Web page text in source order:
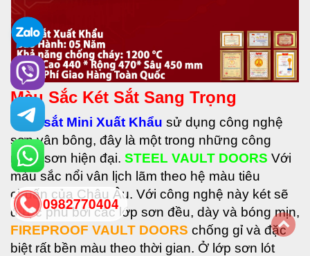
Màu Sắc Két Sắt Sang Trọng
• Két sắt Mini Xuất Khẩu sử dụng công nghệ
sơn vân bông, đây là một trong những công
nghệ sơn hiện đại. STEEL VAULT DOORS Với
màu sắc nổi vân lịch lãm theo hệ màu tiêu
chuẩn của Châu Âu. Với công nghệ này két sẽ
được phủ bởi các lớp sơn đều, dày và bóng mịn,
FIREPROOF VAULT DOORS chống gỉ và đặc
biệt rất bền màu theo thời gian. Ở lớp sơn lót
0982770404
back